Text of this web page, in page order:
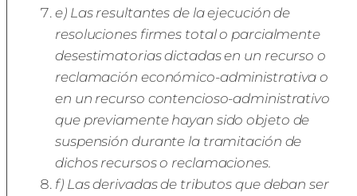
e) Las resultantes de la ejecución de
resoluciones firmes total o parcialmente
desestimatorias dictadas en un recurso o
reclamación económico-administrativa o
en un recurso contencioso-administrativo
que previamente hayan sido objeto de
suspensión durante la tramitación de
dichos recursos o reclamaciones.
f) Las derivadas de tributos que deban ser